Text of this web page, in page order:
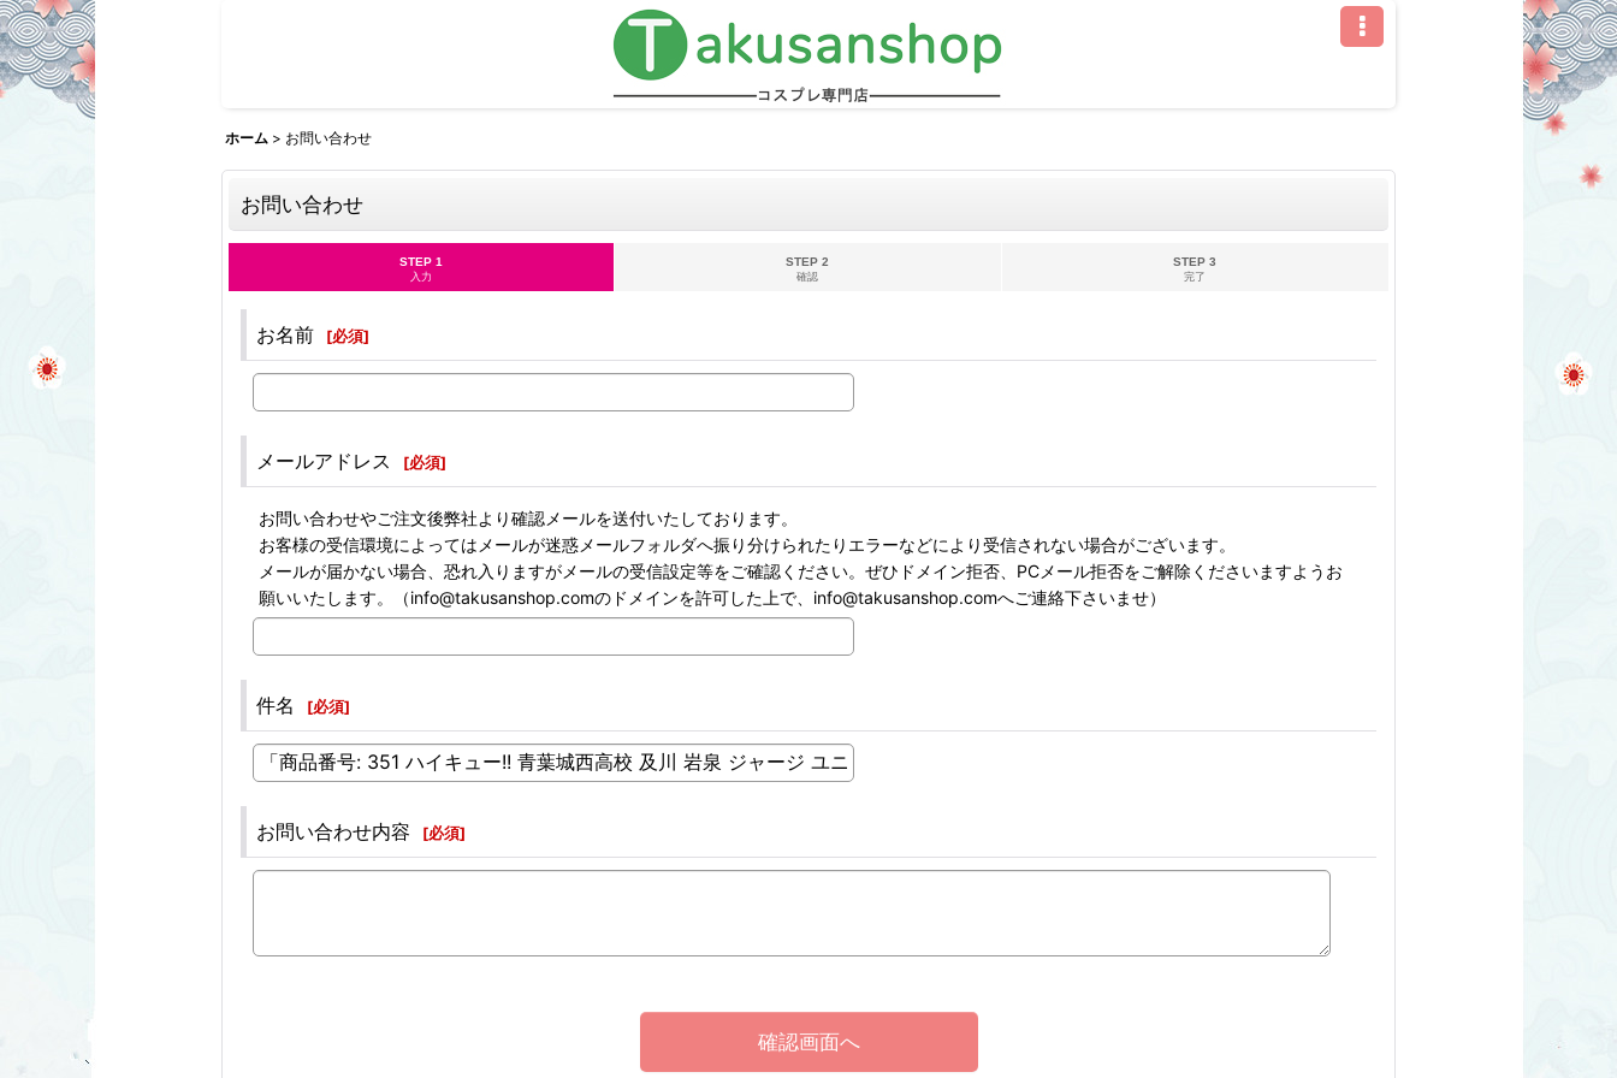
ホーム > お問い合わせ
お問い合わせ
STEP 1
入力
STEP 2
確認
STEP 3
完了
お名前 [必須]
メールアドレス [必須]
お問い合わせやご注文後弊社より確認メールを送付いたしております。
お客様の受信環境によってはメールが迷惑メールフォルダへ振り分けられたりエラーなどにより受信されない場合がございます。
メールが届かない場合、恐れ入りますがメールの受信設定等をご確認ください。ぜひドメイン拒否、PCメール拒否をご解除くださいますようお
願いいたします。（info@takusanshop.comのドメインを許可した上で、info@takusanshop.comへご連絡下さいませ）
件名 [必須]
お問い合わせ内容 [必須]
確認画面へ